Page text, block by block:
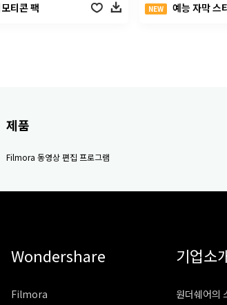
티콘 팩 NEW 예능 자막 스
제품
Filmora 동영상 편집 프로그램
Wondershare
Filmora
기업소
원더쉐어의